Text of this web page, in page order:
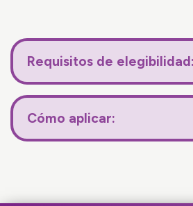
Requisitos de elegibilidad:
Cómo aplicar: